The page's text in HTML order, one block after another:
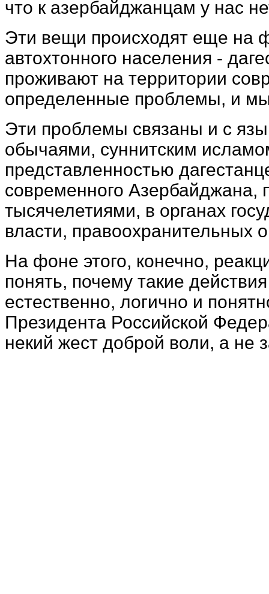
что к азербайджанцам у нас
Эти вещи происходят еще на
автохтонного населения -
проживают на территории
определенные проблемы, и
Эти проблемы связаны и с
обычаями, суннитским
представленностью
современного Азербайджана,
тысячелетиями, в органах
власти, правоохранительных
На фоне этого, конечно,
понять, почему такие
естественно, логично и
Президента Российской
некий жест доброй воли, а не